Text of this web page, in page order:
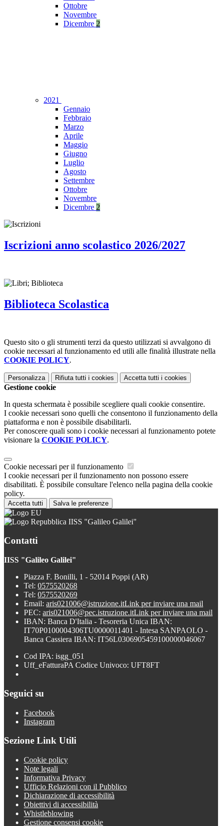
Ottobre
Novembre
Dicembre 2
2021
Gennaio
Febbraio
Marzo
Aprile
Maggio
Giugno
Luglio
Agosto
Settembre
Ottobre
Novembre
Dicembre 2
Iscrizioni anno scolastico 2026/2027
Biblioteca Scolastica
Questo sito o gli strumenti terzi da questo utilizzati si avvalgono di
cookie necessari al funzionamento ed utili alle finalità illustrate nella
COOKIE POLICY.
Personalizza Rifiuta tutti i cookies Accetta tutti i cookies
Gestione cookie
In questa schermata è possibile scegliere quali cookie consentire.
I cookie necessari sono quelli che consentono il funzionamento della
piattaforma e non è possibile disabilitarli.
Per conoscere quali sono i cookie necessari al funzionamento potete
visionare la COOKIE POLICY.
Cookie necessari per il funzionamento
I cookie necessari per il funzionamento non possono essere
disabilitati. È possibile consultare l'elenco nella pagina della cookie
policy.
Accetta tutti Salva le preferenze
IISS "Galileo Galilei"
Contatti
IISS "Galileo Galilei"
Piazza F. Bonilli, 1 - 52014 Poppi (AR)
Tel: 0575520268
Tel: 0575520269
Email: aris021006@istruzione.itLink per inviare una mail
PEC: aris021006@pec.istruzione.itLink per inviare una mail
IBAN: Banca D'Italia - Tesoreria Unica IBAN:
IT70P0100004306TU0000011401 - Intesa SANPAOLO -
Banca Cassiera IBAN: IT56L0306905459100000046067
Cod IPA: isgg_051
Uff_eFatturaPA Codice Univoco: UFT8FT
Seguici su
Facebook
Instagram
Sezione Link Utili
Cookie policy
Note legali
Informativa Privacy
Ufficio Relazioni con il Pubblico
Dichiarazione di accessibilità
Obiettivi di accessibilità
Whistleblowing
Gestione consensi cookie